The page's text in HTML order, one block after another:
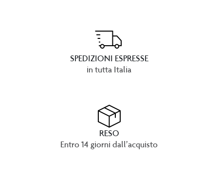
SPEDIZIONI ESPRESSE
in tutta Italia
RESO
Entro 14 giorni dall’acquisto